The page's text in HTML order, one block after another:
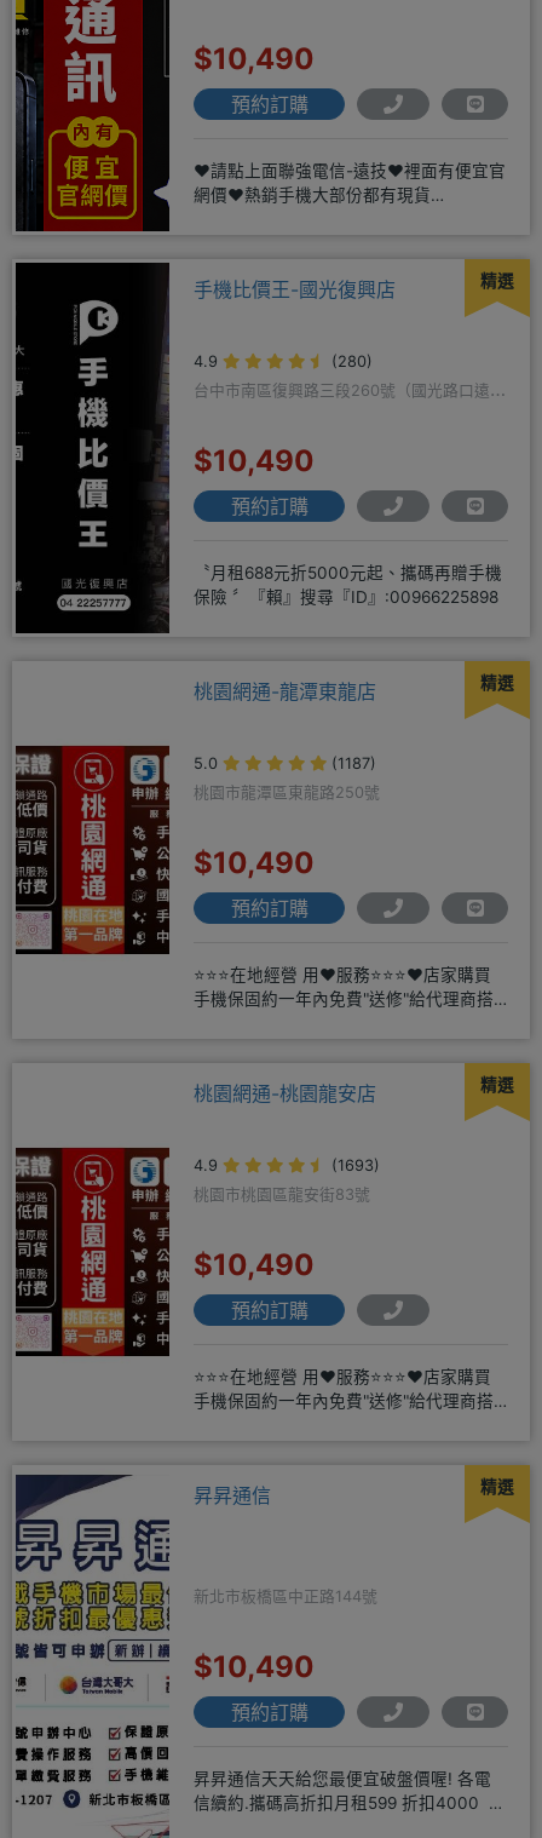
$10,490
預約訂購
❤️請點上面聯強電信-遠技❤️裡面有便宜官
網價❤️熱銷手機大部份都有現貨
精選
手機比價王-國光復興店
4.9
(280)
台中市南區復興路三段260號（國光路口遠傳
$10,490
預約訂購
〝月租688元折5000元起、攜碼再贈手機
保險 〞『賴』搜尋『ID』:00966225898
精選
桃園網通-龍潭東龍店
5.0
(1187)
桃園市龍潭區東龍路250號
$10,490
預約訂購
⭐⭐⭐在地經營 用❤️服務⭐⭐⭐❤️店家購買
手機保固約一年內免費"送修"給代理商搭
精選
桃園網通-桃園龍安店
4.9
(1693)
桃園市桃園區龍安街83號
$10,490
預約訂購
⭐⭐⭐在地經營 用❤️服務⭐⭐⭐❤️店家購買
手機保固約一年內免費"送修"給代理商搭
精選
昇昇通信
新北市板橋區中正路144號
$10,490
預約訂購
昇昇通信天天給您最便宜破盤價喔! 各電
信續約.攜碼高折扣月租599 折扣4000 月